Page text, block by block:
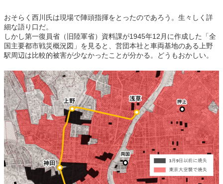
おそらく西川氏は現場で陣頭指揮をとったのであろう。生々しく詳
細な語り口だ。
しかし第一復員省（旧陸軍省）資料課が1945年12月に作成した「全
国主要都市戦災概況図」を見ると、営団本社と車両基地のある上野
駅周辺は比較的被害が少なかったことが分かる。どうもおかしい。